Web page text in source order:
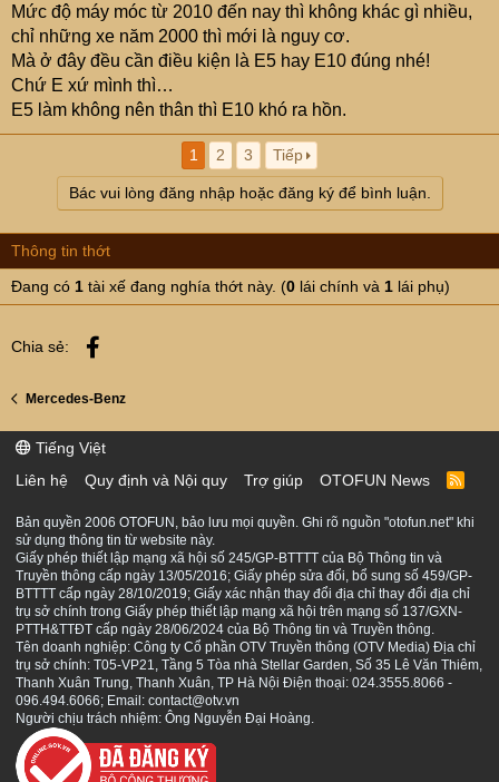
Mức độ máy móc từ 2010 đến nay thì không khác gì nhiều,
chỉ những xe năm 2000 thì mới là nguy cơ.
Mà ở đây đều cần điều kiện là E5 hay E10 đúng nhé!
Chứ E xứ mình thì…
E5 làm không nên thân thì E10 khó ra hồn.
1 2 3 Tiếp
Bác vui lòng đăng nhập hoặc đăng ký để bình luận.
Thông tin thớt
Đang có 1 tài xế đang nghía thớt này. (0 lái chính và 1 lái phụ)
Chia sẻ:
Mercedes-Benz
Tiếng Việt
Liên hệ
Quy định và Nội quy Trợ giúp OTOFUN News
R
S
Bản quyền 2006 OTOFUN, bảo lưu mọi quyền. Ghi rõ nguồn "otofun.net" khi
sử dụng thông tin từ website này.
Giấy phép thiết lập mạng xã hội số 245/GP-BTTTT của Bộ Thông tin và
Truyền thông cấp ngày 13/05/2016; Giấy phép sửa đổi, bổ sung số 459/GP-
BTTTT cấp ngày 28/10/2019; Giấy xác nhận thay đổi địa chỉ thay đổi địa chỉ
trụ sở chính trong Giấy phép thiết lập mạng xã hội trên mạng số 137/GXN-
PTTH&TTĐT cấp ngày 28/06/2024 của Bộ Thông tin và Truyền thông.
Tên doanh nghiệp: Công ty Cổ phần OTV Truyền thông (OTV Media) Địa chỉ
trụ sở chính: T05-VP21, Tầng 5 Tòa nhà Stellar Garden, Số 35 Lê Văn Thiêm,
Thanh Xuân Trung, Thanh Xuân, TP Hà Nội Điện thoại: 024.3555.8066 -
096.494.6066; Email: contact@otv.vn
Người chịu trách nhiệm: Ông Nguyễn Đại Hoàng.